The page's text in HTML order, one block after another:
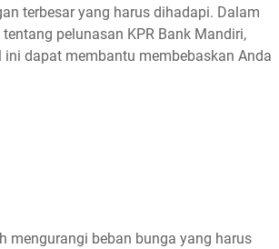
terbesar yang harus dihadapi. Dalam
pelunasan KPR Bank Mandiri,
dapat membantu membebaskan Anda
mengurangi beban bunga yang harus